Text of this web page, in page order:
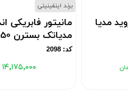
مدیا
برند اینفینیتی
مانیتور فابریکی
مدیاتک بسترن B50
کد: 2098
۱۴٬۱۷۵٬۰۰۰